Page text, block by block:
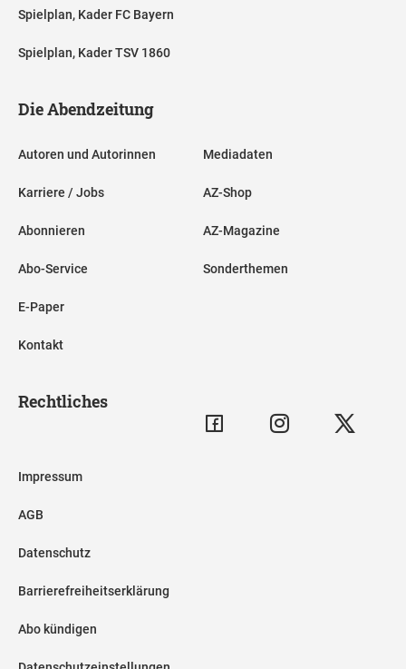
Spielplan, Kader FC Bayern
Spielplan, Kader TSV 1860
Die Abendzeitung
Autoren und Autorinnen
Karriere / Jobs
Abonnieren
Abo-Service
E-Paper
Kontakt
Mediadaten
AZ-Shop
AZ-Magazine
Sonderthemen
Rechtliches
Impressum
AGB
Datenschutz
Barrierefreiheitserklärung
Abo kündigen